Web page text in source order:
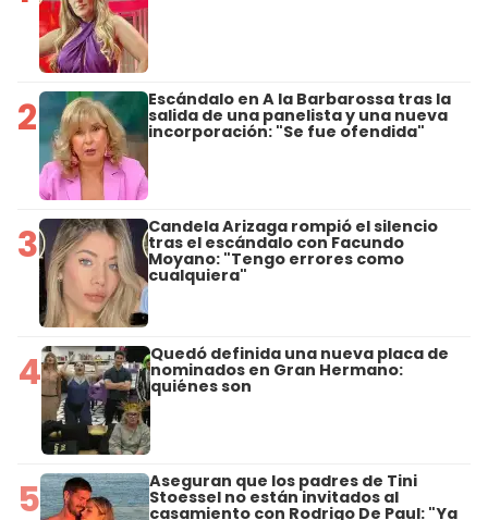
2 Escándalo en A la Barbarossa tras la
salida de una panelista y una nueva
incorporación: "Se fue ofendida"
3 Candela Arizaga rompió el silencio
tras el escándalo con Facundo
Moyano: "Tengo errores como
cualquiera"
4 Quedó definida una nueva placa de
nominados en Gran Hermano:
quiénes son
5 Aseguran que los padres de Tini
Stoessel no están invitados al
casamiento con Rodrigo De Paul: "Ya